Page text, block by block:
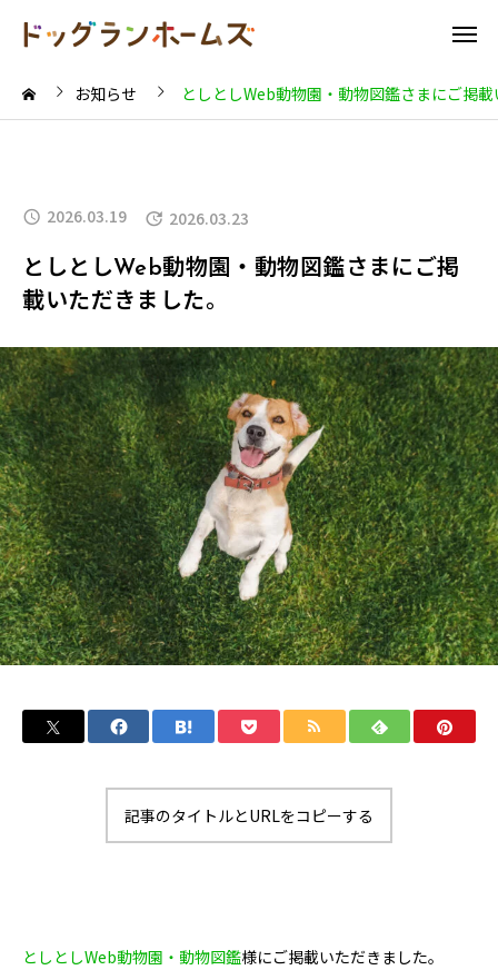
お知らせ としとしWeb動物園・動物図鑑さまにご掲
2026.03.19 2026.03.23
としとしWeb動物園・動物図鑑さまにご掲
載いただきました。
記事のタイトルとURLをコピーする
としとしWeb動物園・動物図鑑様にご掲載いただきました。